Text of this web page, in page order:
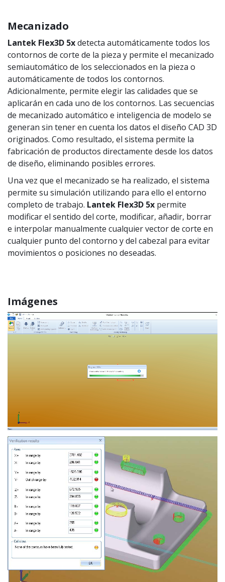
Mecanizado
Lantek Flex3D 5xdetecta automáticamente todos los
contornos de corte de la pieza y permite el mecanizado
semiautomático de los seleccionados en la pieza o
automáticamente de todos los contornos.
Adicionalmente, permite elegir las calidades que se
aplicarán en cada uno de los contornos. Las secuencias
de mecanizado automático e inteligencia de modelo se
generan sin tener en cuenta los datos el diseño CAD 3D
originados. Como resultado, el sistema permite la
fabricación de productos directamente desde los datos
de diseño, eliminando posibles errores.
Una vez que el mecanizado se ha realizado, el sistema
permite su simulación utilizando para ello el entorno
completo de trabajo. Lantek Flex3D 5x permite
modificar el sentido del corte, modificar, añadir, borrar
e interpolar manualmente cualquier vector de corte en
cualquier punto del contorno y del cabezal para evitar
movimientos o posiciones no deseadas.
Imágenes